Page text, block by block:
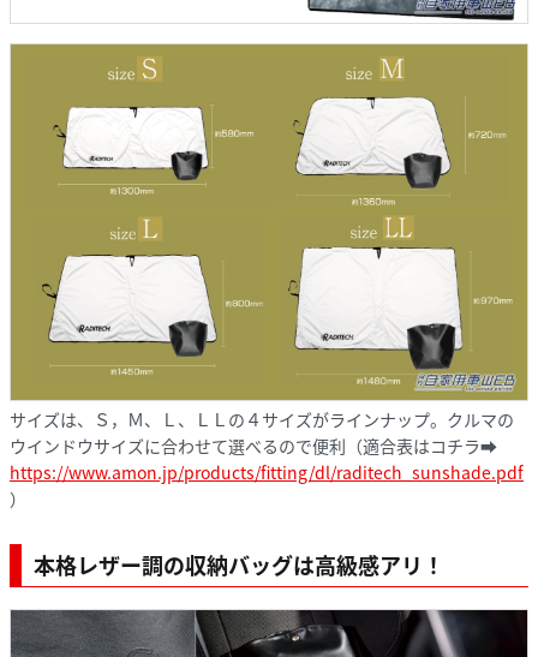
サイズは、Ｓ，Ｍ、Ｌ、ＬＬの４サイズがラインナップ。クルマの
ウインドウサイズに合わせて選べるので便利（適合表はコチラ➡
https://www.amon.jp/products/fitting/dl/raditech_sunshade.pdf
）
本格レザー調の収納バッグは高級感アリ！